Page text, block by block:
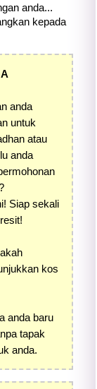
anda...
kepada
anda
untuk
atau
anda
Siap sekali
kos
anda baru
tapak
anda.